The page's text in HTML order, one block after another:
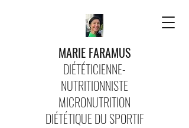
MARIE FARAMUS
DIÉTÉTICIENNE-
NUTRITIONNISTE
MICRONUTRITION
DIÉTÉTIQUE DU SPORTIF